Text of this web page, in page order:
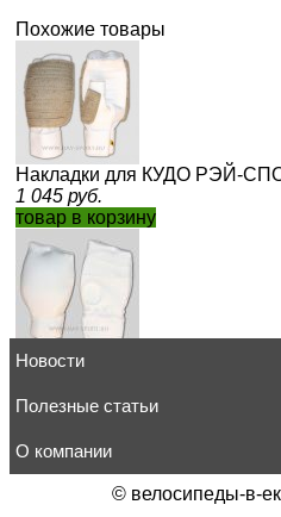
Похожие товары
Накладки для КУДО РЭЙ-
1 045 руб.
товар в корзину
Накладки для каратэ РЭЙ-
товар в корзину
Новости
Полезные статьи
О компании
© велосипеды-в-